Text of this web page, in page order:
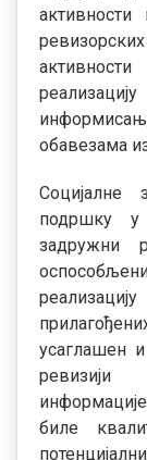
обавезама
Социјалне
подршку у
задружни
усаглашен
ревизији
биле